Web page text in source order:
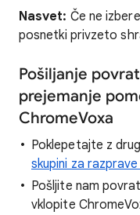
Nasvet: Če ne
posnetki privzeto
Pošiljanje
prejemanje
ChromeVoxa
Poklepetajte z
skupini za
Pošljite nam
vklopite